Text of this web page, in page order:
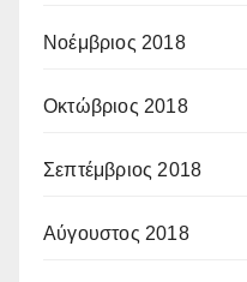
Νοέμβριος 2018
Οκτώβριος 2018
Σεπτέμβριος 2018
Αύγουστος 2018